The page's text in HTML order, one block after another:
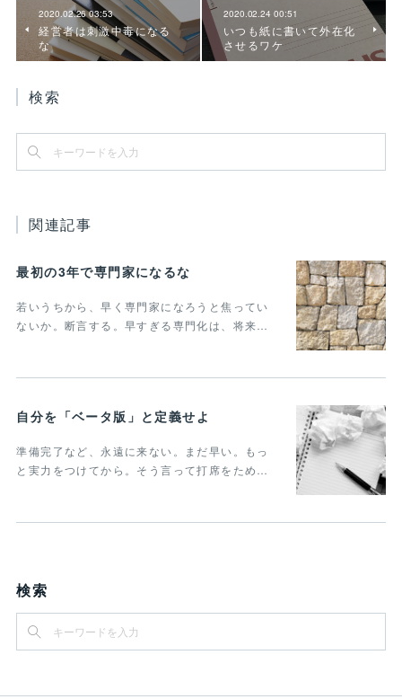
2020.02.26 03:53
経営者は刺激中毒になる
な
2020.02.24 00:51
いつも紙に書いて外在化
させるワケ
検索
関連記事
最初の3年で専門家になるな
若いうちから、早く専門家になろうと焦ってい
ないか。断言する。早すぎる専門化は、将来…
自分を「ベータ版」と定義せよ
準備完了など、永遠に来ない。まだ早い。もっ
と実力をつけてから。そう言って打席をため…
検索